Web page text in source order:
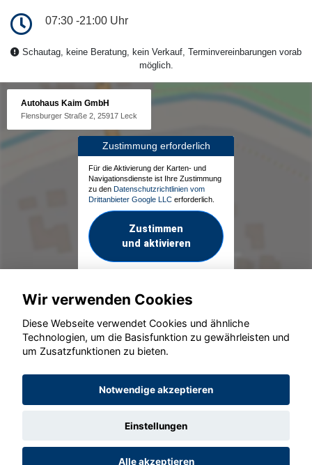
07:30 -21:00 Uhr
Schautag, keine Beratung, kein Verkauf, Terminvereinbarungen vorab
möglich.
Autohaus Kaim GmbH
Flensburger Straße 2, 25917 Leck
Zustimmung erforderlich
Für die Aktivierung der Karten- und
Navigationsdienste ist Ihre Zustimmung
zu den Datenschutzrichtlinien vom
Drittanbieter Google LLC erforderlich.
Zustimmen
und aktivieren
© konjunkturmotor.de GmbH 2020 - 2026
Wir verwenden Cookies
Diese Webseite verwendet Cookies und ähnliche
Technologien, um die Basisfunktion zu gewährleisten und
um Zusatzfunktionen zu bieten.
Notwendige akzeptieren
Einstellungen
Alle akzeptieren